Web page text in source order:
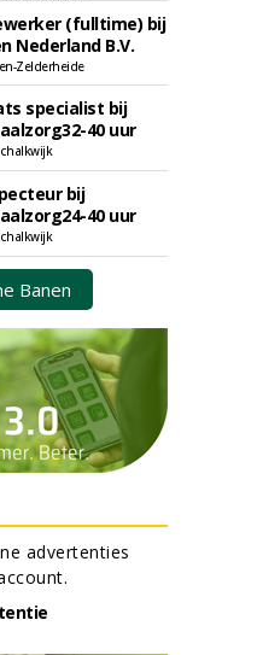
(fulltime) bij
Nederland B.V.
Zelderheide
specialist bij
40 uur
bij
40 uur
Banen
advertenties